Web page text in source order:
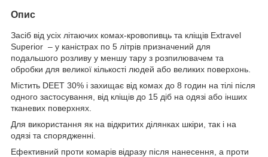
Опис
Засіб від усіх літаючих комах-кровопивць та кліщів Extravel
Superior – у каністрах по 5 літрів призначений для
подальшого розливу у меншу тару з розпилювачем та
обробки для великої кількості людей або великих поверхонь.
Містить DEET 30% і захищає від комах до 8 годин на тілі після
одного застосування, від кліщів до 15 діб на одязі або інших
тканевих поверхнях.
Для використання як на відкритих ділянках шкіри, так і на
одязі та спорядженні.
Ефективний проти комарів відразу після нанесення, а проти